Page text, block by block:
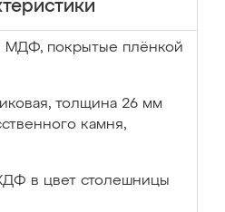
МДФ, покрытые плёнкой
толщина 26 мм
камня,
в цвет столешницы